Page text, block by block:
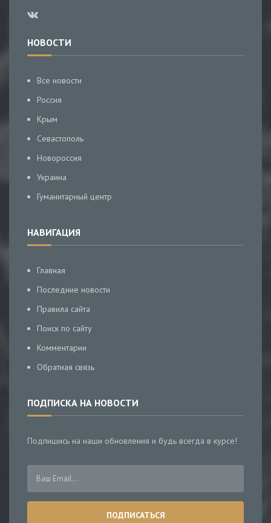
НОВОСТИ
Все новости
Россия
Крым
Севастополь
Новороссия
Украина
Гуманитарный центр
НАВИГАЦИЯ
Главная
Последние новости
Правила сайта
Поиск по сайту
Комментарии
Обратная связь
ПОДПИСКА НА НОВОСТИ
Подпишись на наши обновления и будь всегда в курсе!